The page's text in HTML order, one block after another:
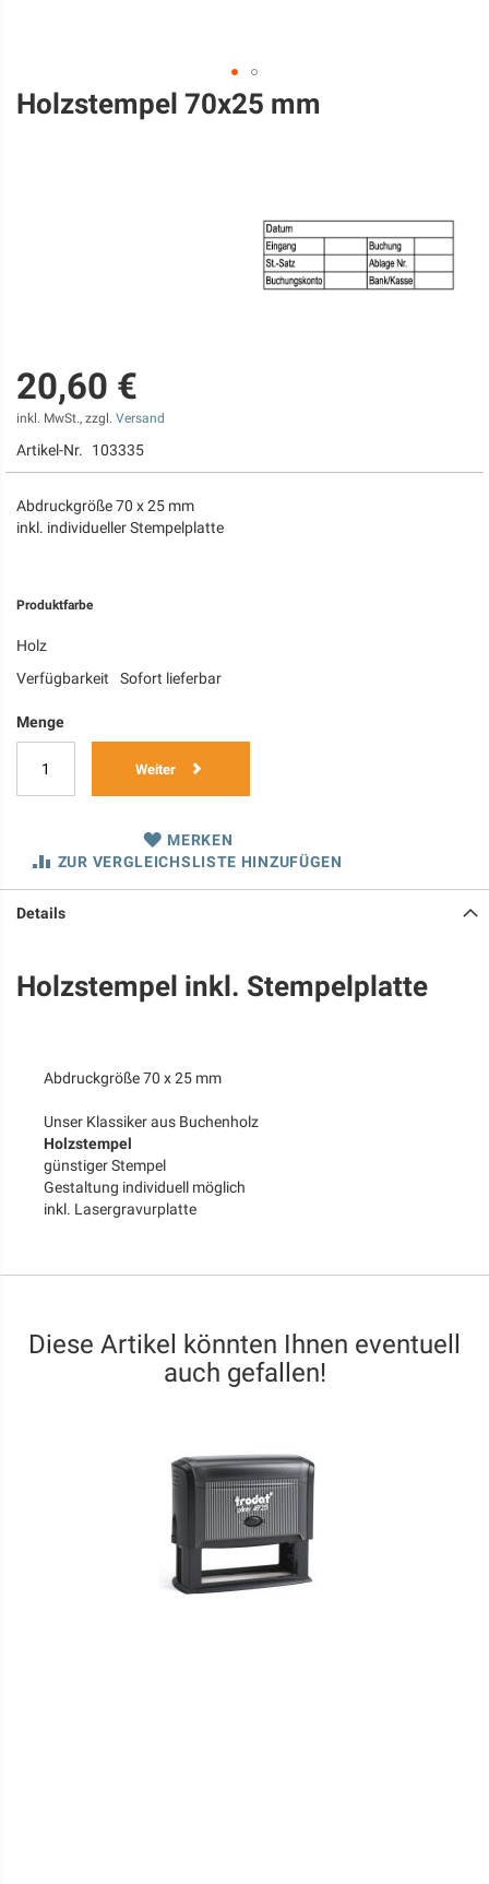
Zum
Anfang
Holzstempel 70x25 mm
20,60 €
inkl. MwSt., zzgl. Versand
Artikel-Nr. 103335
Abdruckgröße 70 x 25 mm
inkl. individueller Stempelplatte
Produktfarbe
Holz
Verfügbarkeit
Sofort lieferbar
Menge
Weiter
MERKEN
ZUR VERGLEICHSLISTE HINZUFÜGEN
Details
Holzstempel inkl. Stempelplatte
Abdruckgröße 70 x 25 mm
Unser Klassiker aus Buchenholz
Holzstempel
günstiger Stempel
Gestaltung individuell möglich
inkl. Lasergravurplatte
Diese Artikel könnten Ihnen eventuell
auch gefallen!